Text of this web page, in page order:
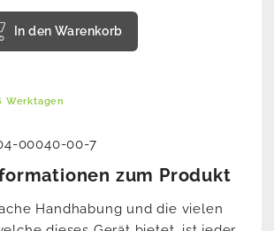
In den Warenkorb
Werktagen
00040-00-7
zum Produkt
Handhabung und die vielen